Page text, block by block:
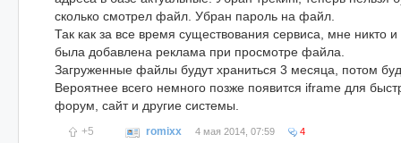
сколько смотрел файл. Убран пароль на файл.
Так как за все время существования сервиса, мне никто
была добавлена реклама при просмотре файла.
Загруженные файлы будут храниться 3 месяца, потом
Вероятнее всего немного позже появится iframe для
форум, сайт и другие системы.
+5 romixx 4 мая 2014, 07:59 4